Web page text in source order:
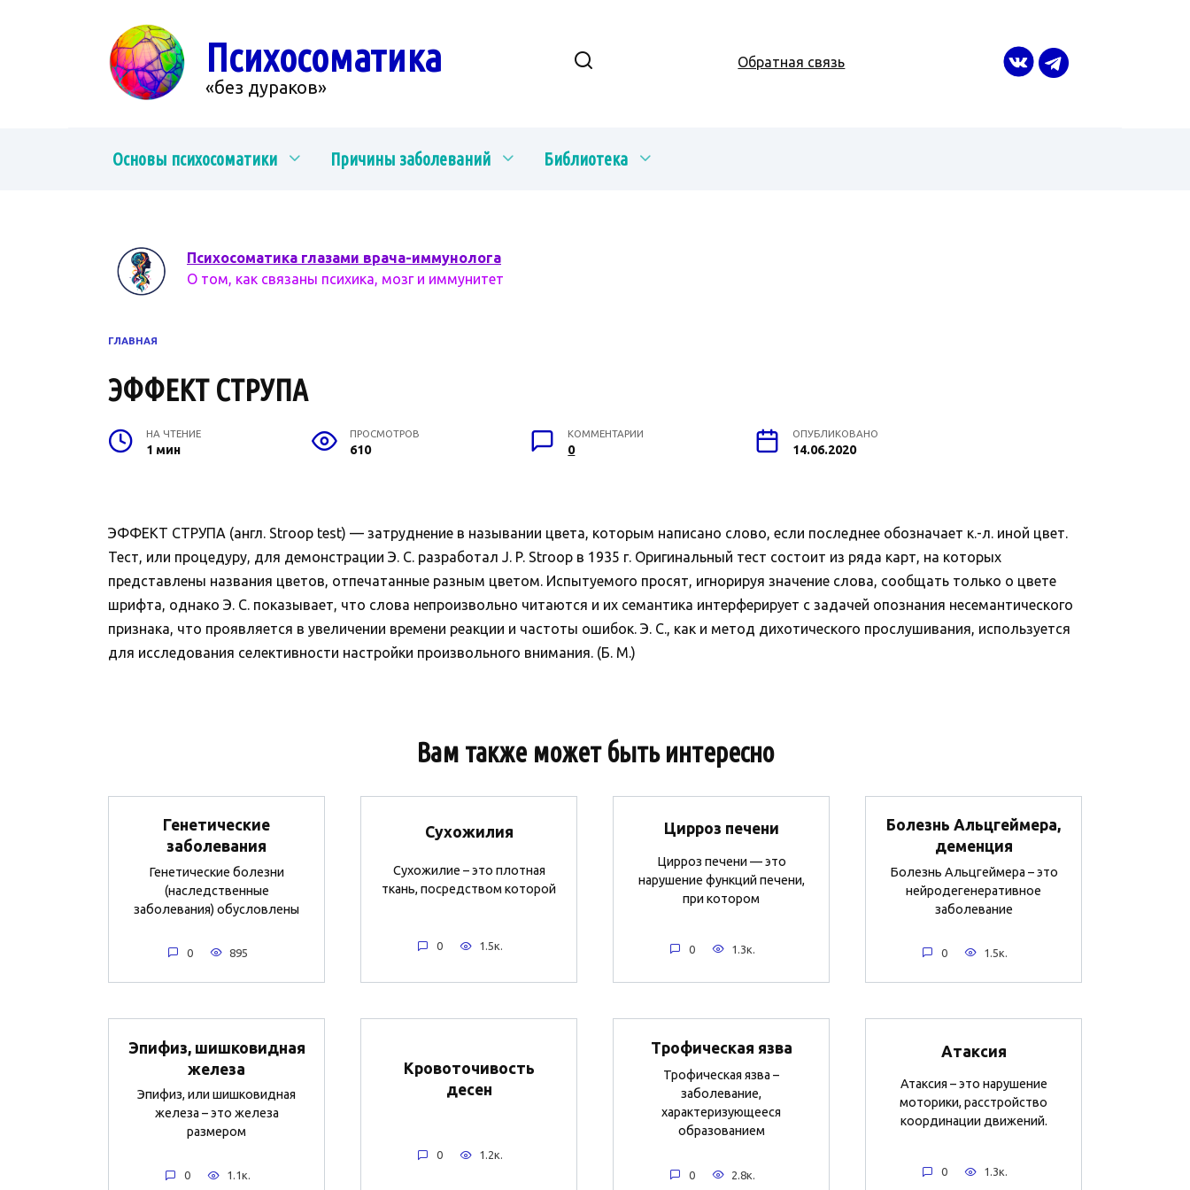
Психосоматика
«без дураков»
Обратная связь
Основы психосоматики Причины заболеваний Библиотека
Психосоматика глазами врача-иммунолога
О том, как связаны психика, мозг и иммунитет
ГЛАВНАЯ
ЭФФЕКТ СТРУПА
НА ЧТЕНИЕ
1 мин
ПРОСМОТРОВ
610
КОММЕНТАРИИ
0
ОПУБЛИКОВАНО
14.06.2020
ЭФФЕКТ СТРУПА (англ. Stroop test) — затруднение в назывании цвета, которым написано слово, если последнее обозначает к.-л. иной цвет.
Тест, или процедуру, для демонстрации Э. С. разработал J. P. Stroop в 1935 г. Оригинальный тест состоит из ряда карт, на которых
представлены названия цветов, отпечатанные разным цветом. Испытуемого просят, игнорируя значение слова, сообщать только о цвете
шрифта, однако Э. С. показывает, что слова непроизвольно читаются и их семантика интерферирует с задачей опознания несемантического
признака, что проявляется в увеличении времени реакции и частоты ошибок. Э. С., как и метод дихотического прослушивания, используется
для исследования селективности настройки произвольного внимания. (Б. М.)
Вам также может быть интересно
Генетические
заболевания
Генетические болезни
(наследственные
заболевания) обусловлены
0 895
Сухожилия
Сухожилие – это плотная
ткань, посредством которой
0 1.5к.
Цирроз печени
Цирроз печени — это
нарушение функций печени,
при котором
0 1.3к.
Болезнь Альцгеймера,
деменция
Болезнь Альцгеймера – это
нейродегенеративное
заболевание
0 1.5к.
Эпифиз, шишковидная
железа
Эпифиз, или шишковидная
железа – это железа
размером
0 1.1к.
Кровоточивость
десен
0 1.2к.
Трофическая язва
Трофическая язва –
заболевание,
характеризующееся
образованием
0 2.8к.
Атаксия
Атаксия – это нарушение
моторики, расстройство
координации движений.
0 1.3к.